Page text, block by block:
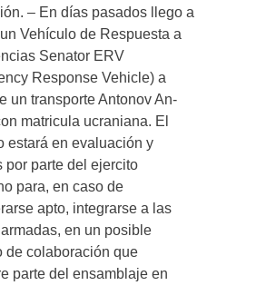
– En días pasados llego a
Vehículo de Respuesta a
Senator ERV
Response Vehicle) a
un transporte Antonov An-
matricula ucraniana. El
estará en evaluación y
por parte del ejercito
para, en caso de
apto, integrarse a las
en un posible
de colaboración que
parte del ensamblaje en